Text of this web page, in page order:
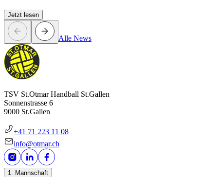
Jetzt lesen
Alle News
TSV St.Otmar Handball St.Gallen
Sonnenstrasse 6
9000 St.Gallen
+41 71 223 11 08
info@otmar.ch
1. Mannschaft